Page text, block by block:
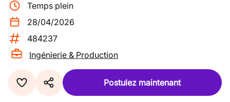
Temps plein
28/04/2026
484237
Ingénierie & Production
Postulez maintenant